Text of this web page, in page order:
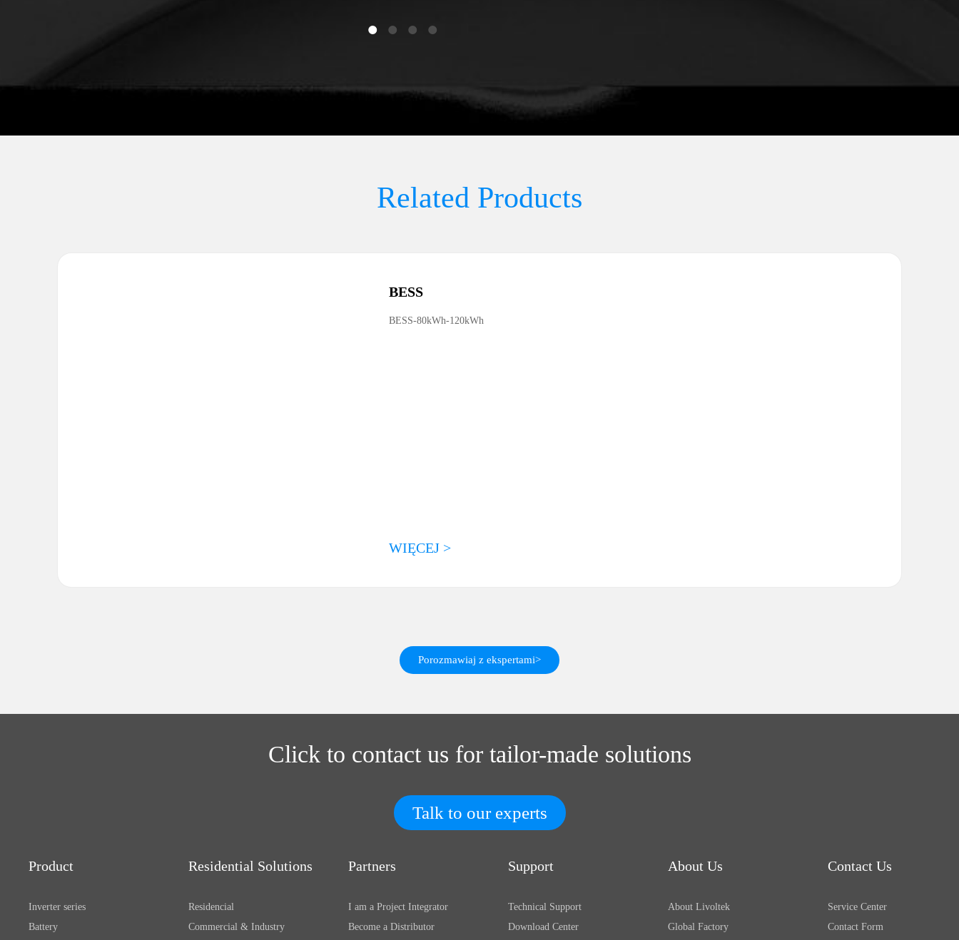
Related Products
BESS
BESS-80kWh-120kWh
WIĘCEJ >
Porozmawiaj z ekspertami>
Click to contact us for tailor-made solutions
Talk to our experts
Product
Inverter series
Battery
Residential Solutions
Residencial
Commercial & Industry
Partners
I am a Project Integrator
Become a Distributor
Support
Technical Support
Download Center
About Us
About Livoltek
Global Factory
Contact Us
Service Center
Contact Form